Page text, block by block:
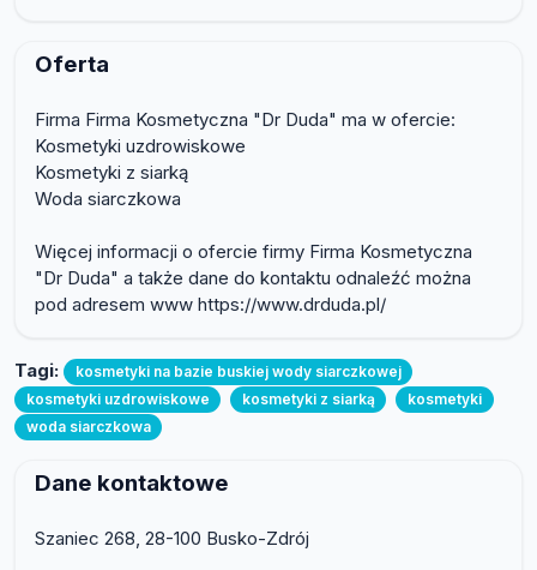
Oferta
Firma Firma Kosmetyczna "Dr Duda" ma w ofercie:
Kosmetyki uzdrowiskowe
Kosmetyki z siarką
Woda siarczkowa
Więcej informacji o ofercie firmy Firma Kosmetyczna
"Dr Duda" a także dane do kontaktu odnaleźć można
pod adresem www https://www.drduda.pl/
Tagi:
kosmetyki na bazie buskiej wody siarczkowej
kosmetyki uzdrowiskowe
kosmetyki z siarką
kosmetyki
woda siarczkowa
Dane kontaktowe
Szaniec 268, 28-100 Busko-Zdrój